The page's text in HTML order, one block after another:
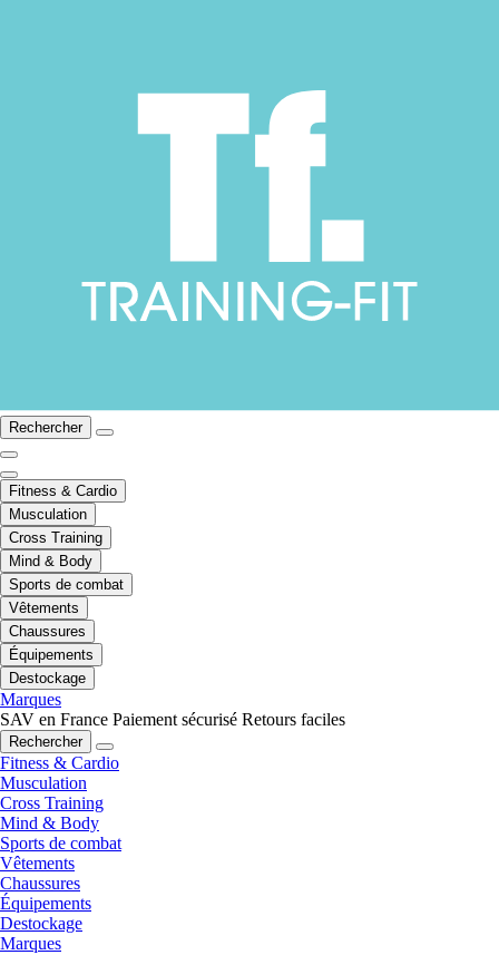
Rechercher
Fitness & Cardio
Musculation
Cross Training
Mind & Body
Sports de combat
Vêtements
Chaussures
Équipements
Destockage
Marques
SAV en France Paiement sécurisé Retours faciles
Rechercher
Fitness & Cardio
Musculation
Cross Training
Mind & Body
Sports de combat
Vêtements
Chaussures
Équipements
Destockage
Marques